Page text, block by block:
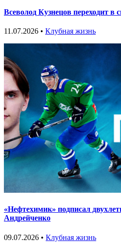
Всеволод Кузнецов переходит в
11.07.2026 • Клубная жизнь
«Нефтехимик» подписал
Андрейченко
09.07.2026 • Клубная жизнь